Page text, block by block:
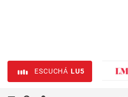
ESCUCHÁ LU5